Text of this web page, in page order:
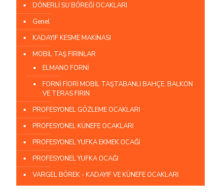
DÖNERLİ SU BÖREĞİ OCAKLARI
Genel
KADAYIF KESME MAKİNASI
MOBİL TAŞ FIRINLAR
ELMANO FORNİ
FORNİ FİORİ MOBİL TAŞTABANLI BAHÇE, BALKON
VE TERAS FIRIN
PROFESYONEL GÖZLEME OCAKLARI
PROFESYONEL KÜNEFE OCAKLARI
PROFESYONEL YUFKA EKMEK OCAĞI
PROFESYONEL YUFKA OCAĞI
VARGEL BÖREK - KADAYIF VE KÜNEFE OCAKLARI